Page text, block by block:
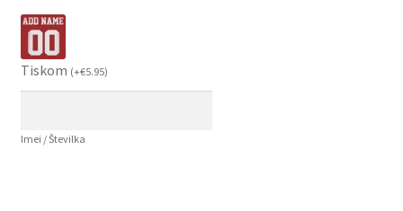
Tiskom (+€5.95)
Imei / Številka